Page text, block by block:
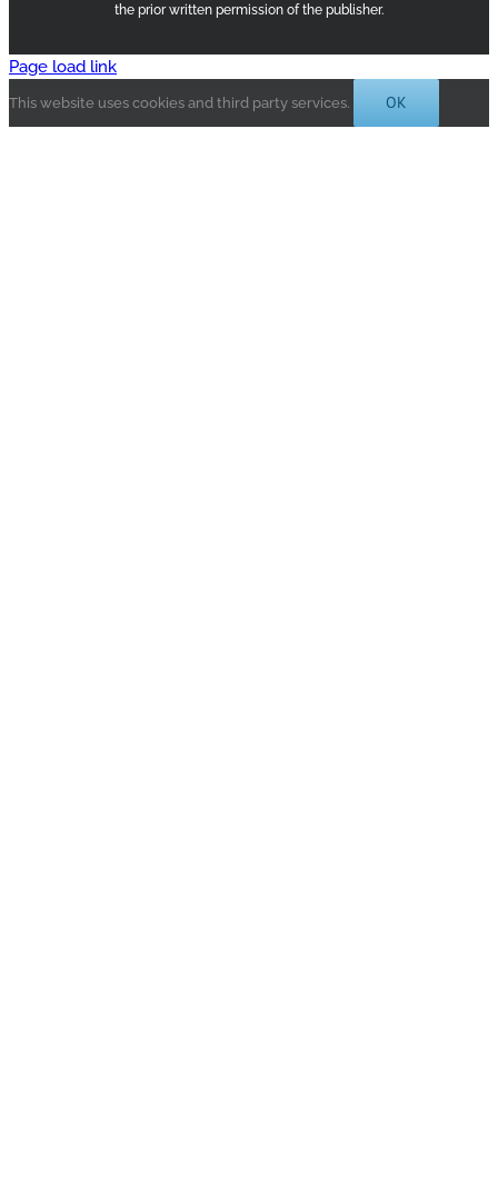
the prior written permission of the publisher.
Page load link
This website uses cookies and third party services. OK